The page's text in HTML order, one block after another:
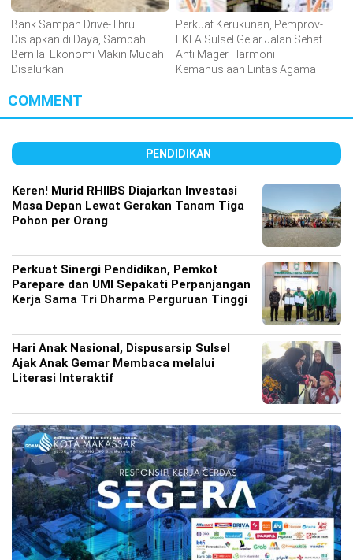
Bank Sampah Drive-Thru
Disiapkan di Daya, Sampah
Bernilai Ekonomi Makin Mudah
Disalurkan
Perkuat Kerukunan, Pemprov-
FKLA Sulsel Gelar Jalan Sehat
Anti Mager Harmoni
Kemanusiaan Lintas Agama
COMMENT
PENDIDIKAN
Keren! Murid RHIIBS Diajarkan Investasi
Masa Depan Lewat Gerakan Tanam Tiga
Pohon per Orang
Perkuat Sinergi Pendidikan, Pemkot
Parepare dan UMI Sepakati Perpanjangan
Kerja Sama Tri Dharma Perguruan Tinggi
Hari Anak Nasional, Dispusarsip Sulsel
Ajak Anak Gemar Membaca melalui
Literasi Interaktif